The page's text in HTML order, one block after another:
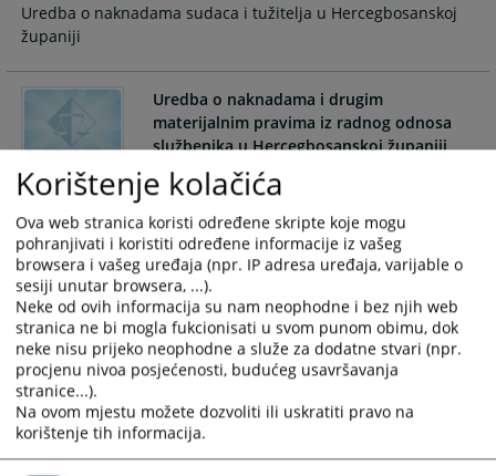
the
calendar
and
select
date.
Press
the
question
mark
key
to
get
the
keyboard
shortcuts
for
changing
dates.
the
and
select
a
date.
Press
the
question
mark
key
to
get
the
keyboard
for
changing
dates.
Uredba o naknadama sudaca i tužitelja u Hercegbosanskoj
županiji
Uredba o naknadama i drugim
materijalnim pravima iz radnog odnosa
službenika u Hercegbosanskoj županiji
Uredba o naknadama i drugim materijalnim pravima iz
radnog odnosa službenika u Hercegbosanskoj županiji
Uredba o naknadama za službena
putovanja u Hercegbosanskoj županiji
Uredba o naknadama za službena putovanja u
Hercegbosanskoj županiji
Korištenje kolačića
Ova web stranica koristi određene skripte koje mogu
pohranjivati i koristiti određene informacije iz vašeg
browsera i vašeg uređaja (npr. IP adresa uređaja, varijable o
sesiji unutar browsera, ...).
Neke od ovih informacija su nam neophodne i bez njih web
stranica ne bi mogla fukcionisati u svom punom obimu, dok
neke nisu prijeko neophodne a služe za dodatne stvari (npr.
procjenu nivoa posjećenosti, budućeg usavršavanja
stranice...).
Na ovom mjestu možete dozvoliti ili uskratiti pravo na
korištenje tih informacija.